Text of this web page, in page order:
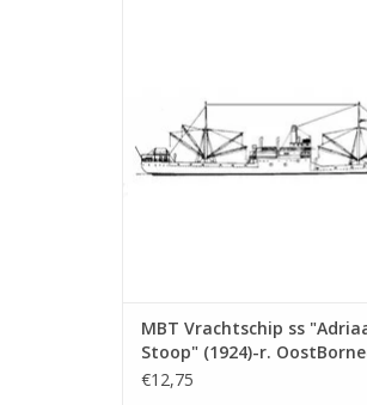
MBT Vrachtschip ss
Stoop" (1924)-r.
Rot.; "Silindoeng"-KPM
€12,75